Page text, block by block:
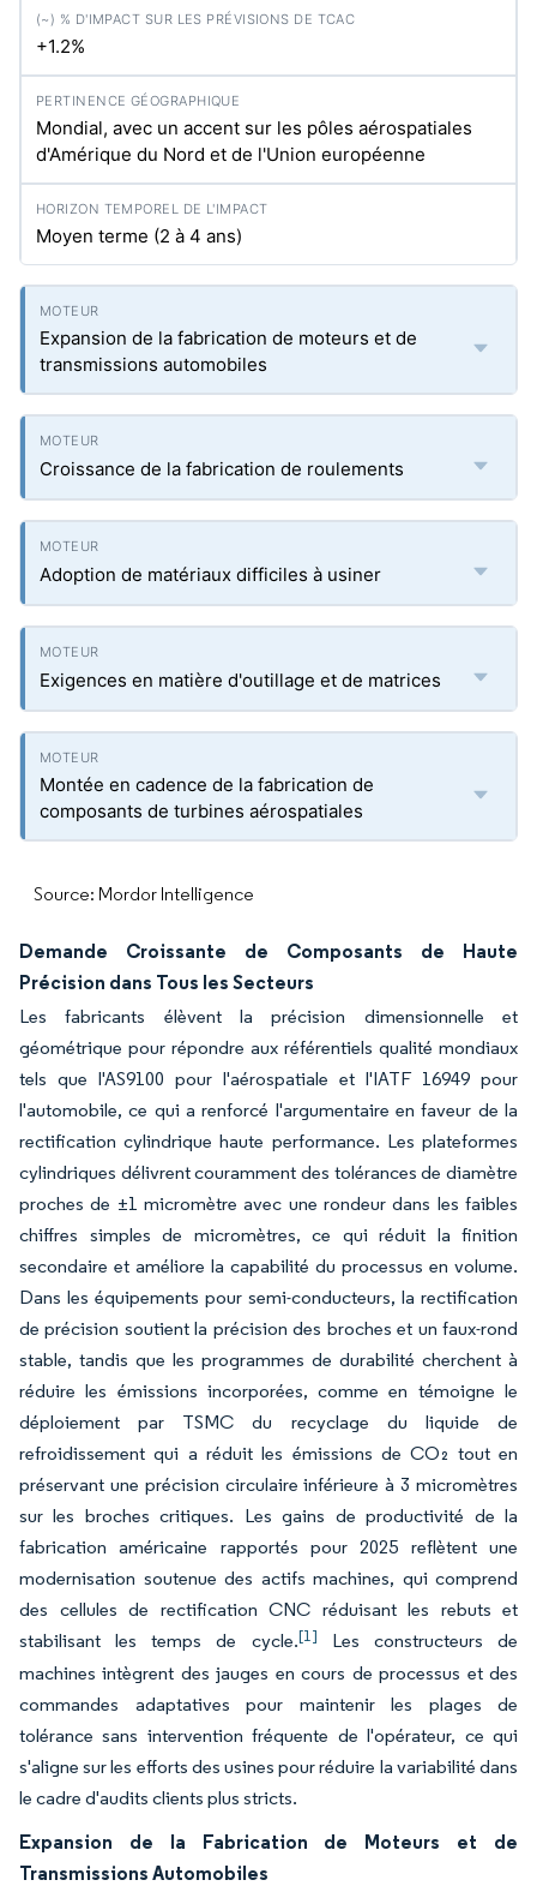
+1.2%
Mondial, avec un accent sur les pôles aérospatiales
d'Amérique du Nord et de l'Union européenne
Moyen terme (2 à 4 ans)
Expansion de la fabrication de moteurs et de
transmissions automobiles
Croissance de la fabrication de roulements
Adoption de matériaux difficiles à usiner
Exigences en matière d'outillage et de matrices
Montée en cadence de la fabrication de
composants de turbines aérospatiales
Source: Mordor Intelligence
Demande Croissante de Composants de Haute
Précision dans Tous les Secteurs
Les fabricants élèvent la précision dimensionnelle et
géométrique pour répondre aux référentiels qualité mondiaux
tels que l'AS9100 pour l'aérospatiale et l'IATF 16949 pour
l'automobile, ce qui a renforcé l'argumentaire en faveur de la
rectification cylindrique haute performance. Les plateformes
cylindriques délivrent couramment des tolérances de diamètre
proches de ±1 micromètre avec une rondeur dans les faibles
chiffres simples de micromètres, ce qui réduit la finition
secondaire et améliore la capabilité du processus en volume.
Dans les équipements pour semi-conducteurs, la rectification
de précision soutient la précision des broches et un faux-rond
stable, tandis que les programmes de durabilité cherchent à
réduire les émissions incorporées, comme en témoigne le
déploiement par TSMC du recyclage du liquide de
refroidissement qui a réduit les émissions de CO₂ tout en
préservant une précision circulaire inférieure à 3 micromètres
sur les broches critiques. Les gains de productivité de la
fabrication américaine rapportés pour 2025 reflètent une
modernisation soutenue des actifs machines, qui comprend
des cellules de rectification CNC réduisant les rebuts et
stabilisant les temps de cycle.[1] Les constructeurs de
machines intègrent des jauges en cours de processus et des
commandes adaptatives pour maintenir les plages de
tolérance sans intervention fréquente de l'opérateur, ce qui
s'aligne sur les efforts des usines pour réduire la variabilité dans
le cadre d'audits clients plus stricts.
Expansion de la Fabrication de Moteurs et de
Transmissions Automobiles